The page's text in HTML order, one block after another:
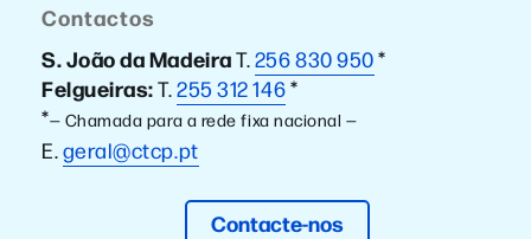
Contactos
S. João da MadeiraT.256 830 950*
Felgueiras:T.255 312 146*
*— Chamada para a rede fixa nacional —
E.geral@ctcp.pt
Contacte-nos